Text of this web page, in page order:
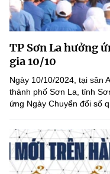
TP Sơn La hưởng
gia 10/10
Ngày 10/10/2024, tại sân
thành phố Sơn La, tỉnh
ứng Ngày Chuyển đổi số